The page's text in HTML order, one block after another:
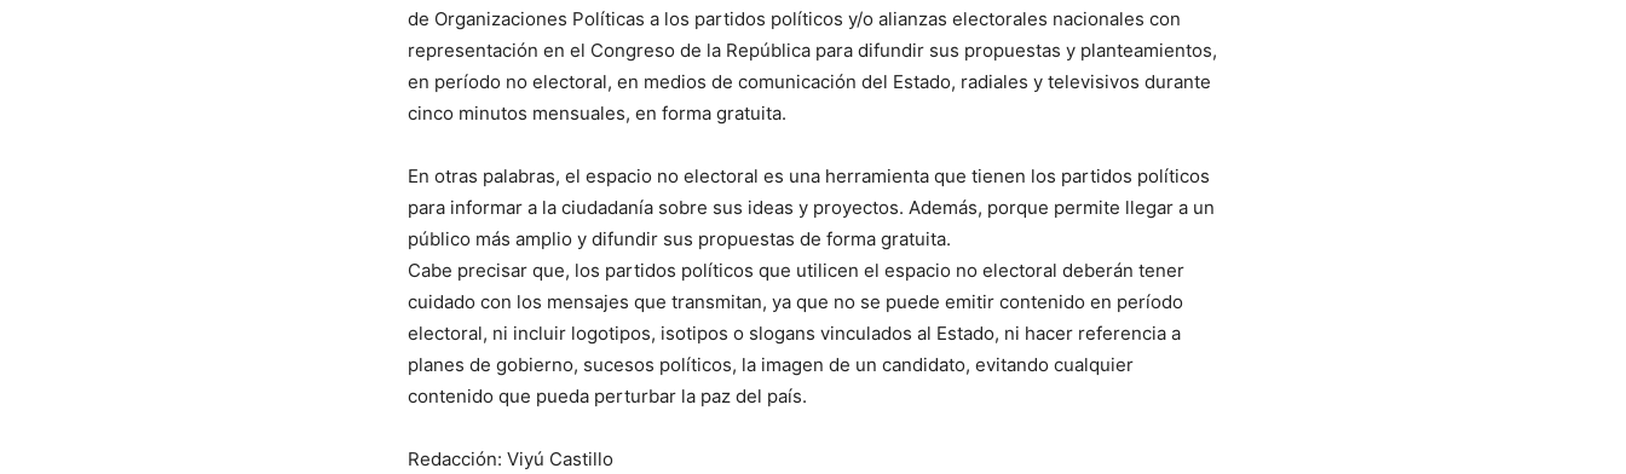
de Organizaciones Políticas a los partidos políticos y/o alianzas electorales nacionales con
representación en el Congreso de la República para difundir sus propuestas y planteamientos,
en período no electoral, en medios de comunicación del Estado, radiales y televisivos durante
cinco minutos mensuales, en forma gratuita.
En otras palabras, el espacio no electoral es una herramienta que tienen los partidos políticos
para informar a la ciudadanía sobre sus ideas y proyectos. Además, porque permite llegar a un
público más amplio y difundir sus propuestas de forma gratuita.
Cabe precisar que, los partidos políticos que utilicen el espacio no electoral deberán tener
cuidado con los mensajes que transmitan, ya que no se puede emitir contenido en período
electoral, ni incluir logotipos, isotipos o slogans vinculados al Estado, ni hacer referencia a
planes de gobierno, sucesos políticos, la imagen de un candidato, evitando cualquier
contenido que pueda perturbar la paz del país.
Redacción: Viyú Castillo